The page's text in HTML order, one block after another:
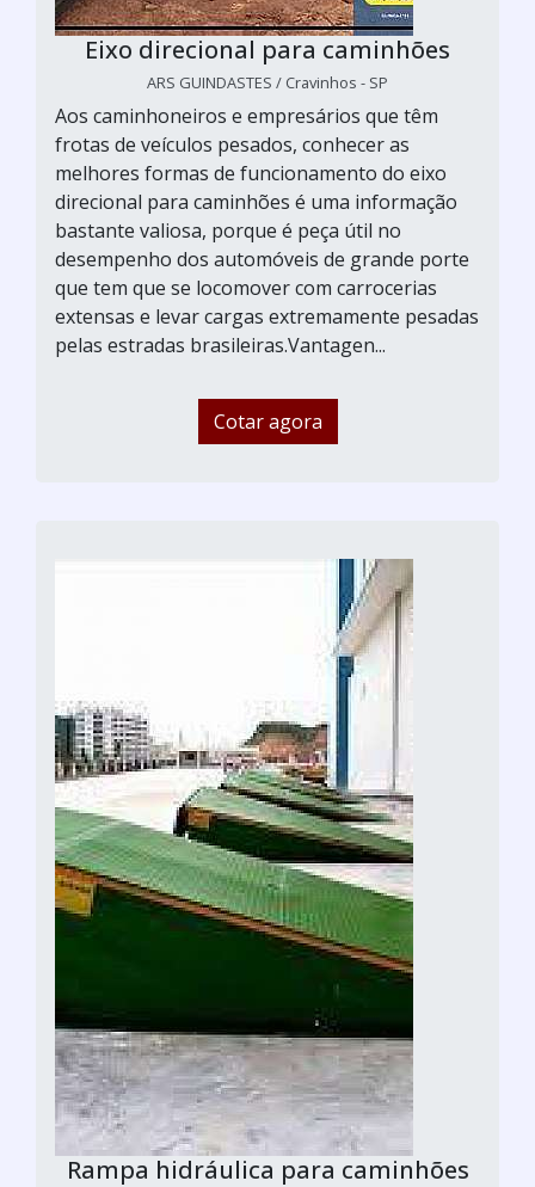
Eixo direcional para caminhões
ARS GUINDASTES / Cravinhos - SP
Aos caminhoneiros e empresários que têm
frotas de veículos pesados, conhecer as
melhores formas de funcionamento do eixo
direcional para caminhões é uma informação
bastante valiosa, porque é peça útil no
desempenho dos automóveis de grande porte
que tem que se locomover com carrocerias
extensas e levar cargas extremamente pesadas
pelas estradas brasileiras.Vantagen...
Cotar agora
Rampa hidráulica para caminhões